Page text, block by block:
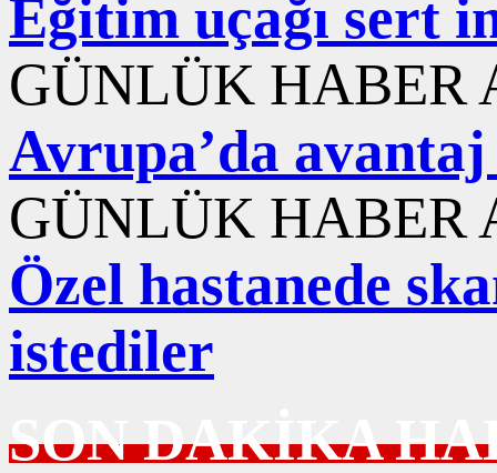
Eğitim uçağı sert
GÜNLÜK HABER
Avrupa’da
GÜNLÜK HABER
Özel hastanede
istediler
SON DAKİKA